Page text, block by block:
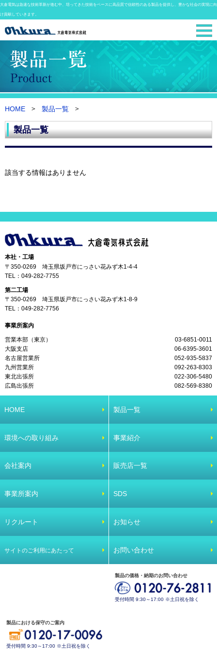
大倉電気は急速な技術革新が進む中、培ってきた技術をベースに高品質で信頼性のある製品を提供し、豊かな社会の実現に向
け貢献していきます。
HOME 製品一覧
製品一覧
該当する情報はありません
本社・工場
〒350-0269 埼玉県坂戸市にっさい花みず木1-4-4
TEL： 049-282-7755
第二工場
〒350-0269 埼玉県坂戸市にっさい花みず木1-8-9
TEL： 049-282-7756
事業所案内
営業本部（東京）
03-6851-0011
大阪支店
06-6395-3601
名古屋営業所
052-935-5837
九州営業所
092-263-8303
東北出張所
022-306-5480
広島出張所
082-569-8380
HOME 製品一覧
環境への取り組み 事業紹介
会社案内 販売店一覧
事業所案内 SDS
リクルート お知らせ
サイトのご利用にあたって お問い合わせ
製品の価格・納期のお問い合わせ
受付時間 9:30～17:00 ※土日祝を除く
製品における保守のご案内
受付時間 9:30～17:00 ※土日祝を除く